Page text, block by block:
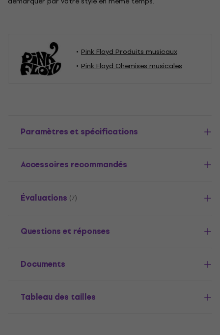
Pink Floyd Produits musicaux
Pink Floyd Chemises musicales
Paramètres et spécifications
Accessoires recommandés
Évaluations (7)
Questions et réponses
Documents
Tableau des tailles